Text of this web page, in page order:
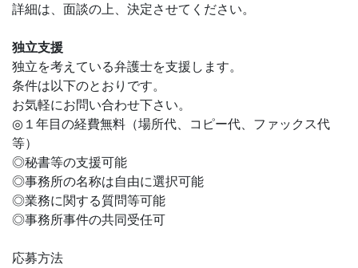
詳細は、面談の上、決定させてください。
独立支援
独立を考えている弁護士を支援します。
条件は以下のとおりです。
お気軽にお問い合わせ下さい。
◎１年目の経費無料（場所代、コピー代、ファックス代
等）
◎秘書等の支援可能
◎事務所の名称は自由に選択可能
◎業務に関する質問等可能
◎事務所事件の共同受任可
応募方法